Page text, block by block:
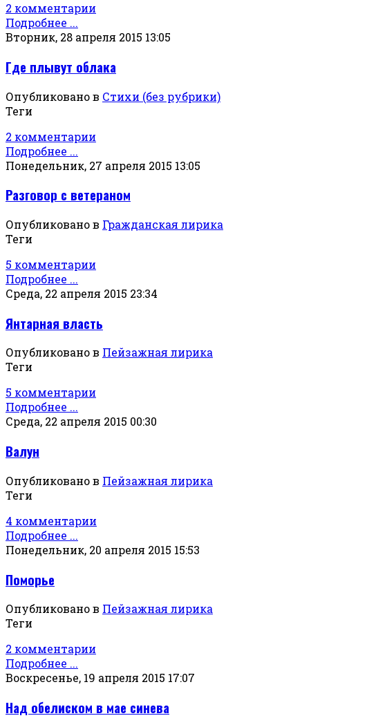
2 комментарии
Подробнее ...
Вторник, 28 апреля 2015 13:05
Где плывут облака
Опубликовано в Стихи (без рубрики)
Теги
2 комментарии
Подробнее ...
Понедельник, 27 апреля 2015 13:05
Разговор с ветераном
Опубликовано в Гражданская лирика
Теги
5 комментарии
Подробнее ...
Среда, 22 апреля 2015 23:34
Янтарная власть
Опубликовано в Пейзажная лирика
Теги
5 комментарии
Подробнее ...
Среда, 22 апреля 2015 00:30
Валун
Опубликовано в Пейзажная лирика
Теги
4 комментарии
Подробнее ...
Понедельник, 20 апреля 2015 15:53
Поморье
Опубликовано в Пейзажная лирика
Теги
2 комментарии
Подробнее ...
Воскресенье, 19 апреля 2015 17:07
Над обелиском в мае синева